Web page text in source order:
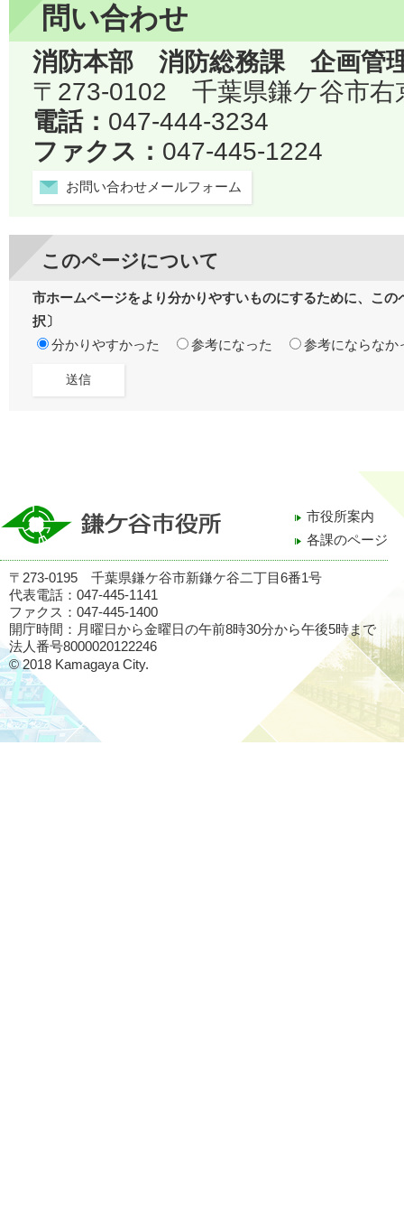
問い合わせ
消防本部 消防総務課 企画管
〒273-0102 千葉県鎌ケ谷市右
電話： 047-444-3234
ファクス： 047-445-1224
お問い合わせメールフォーム
このページについて
市ホームページをより分かりやすいものにするために、こ
択〕
分かりやすかった
参考になった 参考にならなか
市役所案内
各課のページ
〒273-0195 千葉県鎌ケ谷市新鎌ケ谷二丁目6番1号
代表電話：047-445-1141
ファクス：047-445-1400
開庁時間：月曜日から金曜日の午前8時30分から午後5時まで
法人番号8000020122246
© 2018 Kamagaya City.